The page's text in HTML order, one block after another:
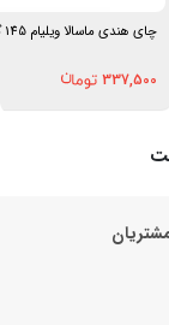
چای هندی ماسالا ویلیام 145 گرمی فان تایم
337,500